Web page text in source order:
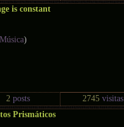
is constant
Música)
2 posts 2745visitas
Prismáticos